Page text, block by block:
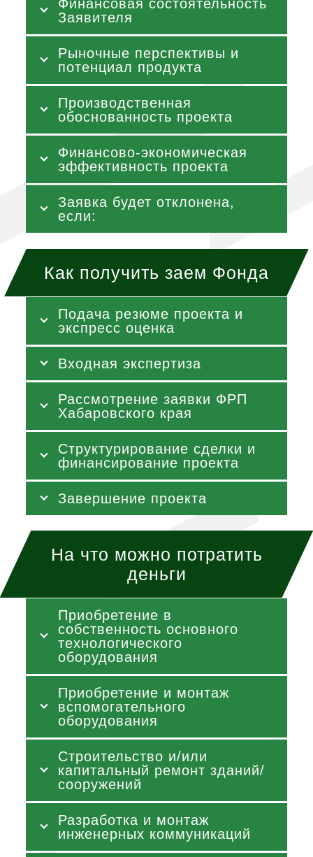
Финансовая состоятельность
Заявителя
Рыночные перспективы и
потенциал продукта
Производственная
обоснованность проекта
Финансово-экономическая
эффективность проекта
Заявка будет отклонена,
если:
Как получить заем Фонда
Подача резюме проекта и
экспресс оценка
Входная экспертиза
Рассмотрение заявки ФРП
Хабаровского края
Структурирование сделки и
финансирование проекта
Завершение проекта
На что можно потратить
деньги
Приобретение в
собственность основного
технологического
оборудования
Приобретение и монтаж
вспомогательного
оборудования
Строительство и/или
капитальный ремонт зданий/
сооружений
Разработка и монтаж
инженерных коммуникаций